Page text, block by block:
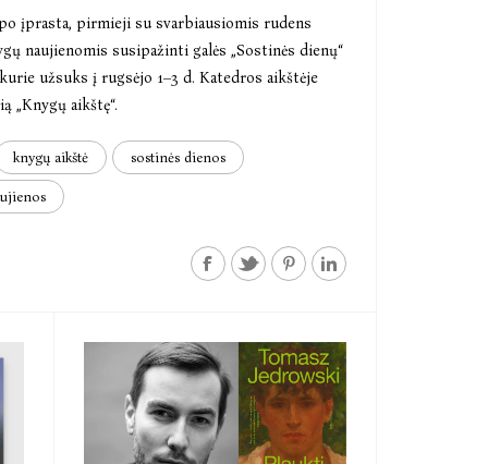
įprasta, pirmieji su svarbiausiomis rudens
naujienomis susipažinti galės „Sostinės dienų“
užsuks į rugsėjo 1–3 d. Katedros aikštėje
„Knygų aikštę“.
knygų aikštė sostinės dienos